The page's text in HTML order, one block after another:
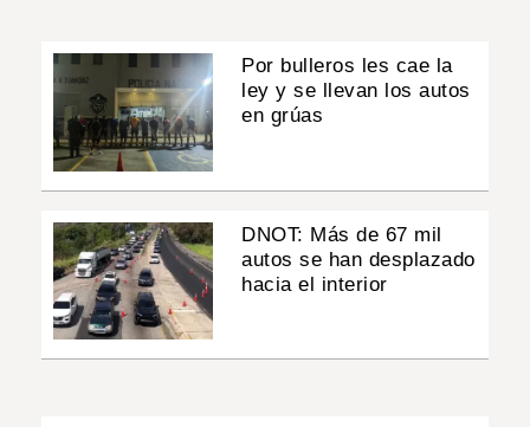
Por bulleros les cae la
ley y se llevan los autos
en grúas
DNOT: Más de 67 mil
autos se han desplazado
hacia el interior